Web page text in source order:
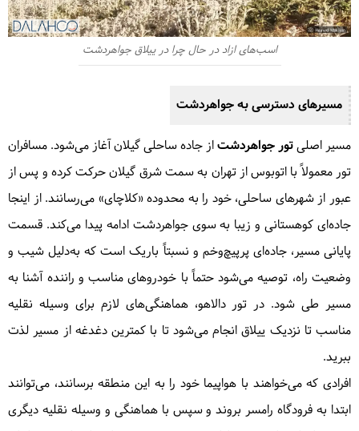
اسب‌های ازاد در حال چرا در ییلاق جواهردشت
مسیرهای دسترسی به جواهردشت
مسیر اصلیتور جواهردشتاز جاده ساحلی گیلان آغاز می‌شود. مسافران
تور معمولاً با اتوبوس از تهران به سمت شرق گیلان حرکت کرده و پس از
عبور از شهرهای ساحلی، خود را به محدوده «کلاچای» می‌رسانند. از اینجا
جاده‌ای کوهستانی و زیبا به سوی جواهردشت ادامه پیدا می‌کند. قسمت
پایانی مسیر، جاده‌ای پرپیچ‌وخم و نسبتاً باریک است که به‌دلیل شیب و
وضعیت راه، توصیه می‌شود حتماً با خودروهای مناسب و راننده آشنا به
مسیر طی شود. در تور دالاهو، هماهنگی‌های لازم برای وسیله نقلیه
مناسب تا نزدیک ییلاق انجام می‌شود تا با کمترین دغدغه‌ از مسیر لذت
ببرید.
افرادی که می‌خواهند با هواپیما خود را به این منطقه برسانند، می‌توانند
ابتدا به فرودگاه رامسر بروند و سپس با هماهنگی و وسیله نقلیه دیگری